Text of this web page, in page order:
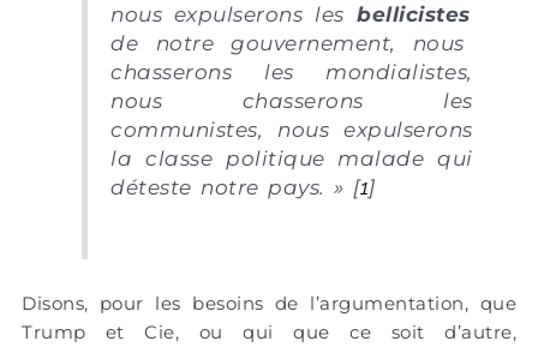
nous expulserons les bellicistes
de notre gouvernement, nous
chasserons les mondialistes,
nous chasserons les
communistes, nous expulserons
la classe politique malade qui
déteste notre pays. » [1]
Disons, pour les besoins de l’argumentation, que
Trump et Cie, ou qui que ce soit d’autre,